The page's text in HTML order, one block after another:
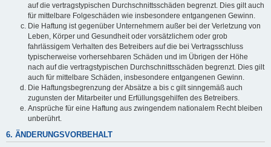
auf die vertragstypischen Durchschnittsschäden begrenzt. Dies gilt auch
für mittelbare Folgeschäden wie insbesondere entgangenen Gewinn.
Die Haftung ist gegenüber Unternehmern außer bei der Verletzung von
Leben, Körper und Gesundheit oder vorsätzlichem oder grob
fahrlässigem Verhalten des Betreibers auf die bei Vertragsschluss
typischerweise vorhersehbaren Schäden und im Übrigen der Höhe
nach auf die vertragstypischen Durchschnittsschäden begrenzt. Dies gilt
auch für mittelbare Schäden, insbesondere entgangenen Gewinn.
Die Haftungsbegrenzung der Absätze a bis c gilt sinngemäß auch
zugunsten der Mitarbeiter und Erfüllungsgehilfen des Betreibers.
Ansprüche für eine Haftung aus zwingendem nationalem Recht bleiben
unberührt.
6. ÄNDERUNGSVORBEHALT